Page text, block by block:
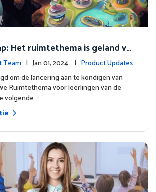
Het ruimtethema is geland vo
Team | Jan 01, 2024 | Product Updates
om de lancering aan te kondigen van
Ruimtethema voor leerlingen van de
volgende …